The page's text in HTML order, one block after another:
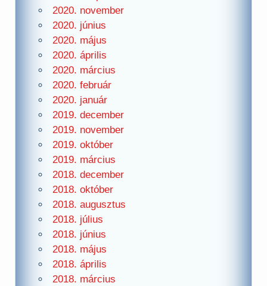
2020. november
2020. június
2020. május
2020. április
2020. március
2020. február
2020. január
2019. december
2019. november
2019. október
2019. március
2018. december
2018. október
2018. augusztus
2018. július
2018. június
2018. május
2018. április
2018. március